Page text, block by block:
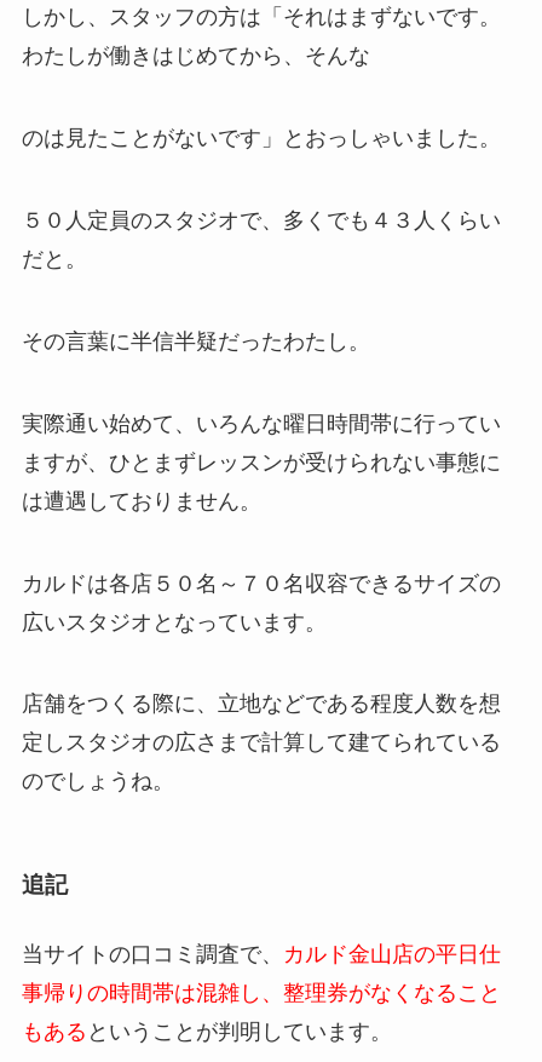
しかし、スタッフの方は「それはまずないです。
わたしが働きはじめてから、そんな
のは見たことがないです」とおっしゃいました。
５０人定員のスタジオで、多くでも４３人くらい
だと。
その言葉に半信半疑だったわたし。
実際通い始めて、いろんな曜日時間帯に行ってい
ますが、ひとまずレッスンが受けられない事態に
は遭遇しておりません。
カルドは各店５０名～７０名収容できるサイズの
広いスタジオとなっています。
店舗をつくる際に、立地などである程度人数を想
定しスタジオの広さまで計算して建てられている
のでしょうね。
追記
当サイトの口コミ調査で、
カルド金山店の平日仕
事帰りの時間帯は混雑し、整理券がなくなること
もある ということが判明しています。